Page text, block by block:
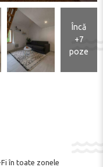
Încă
+7
poze
în toate zonele